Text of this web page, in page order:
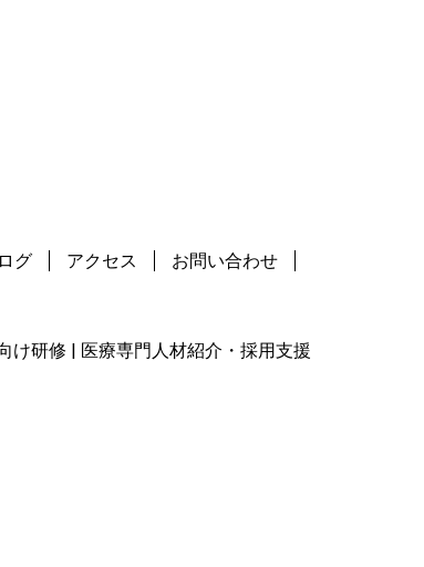
グ アクセス お問い合わせ
け研修 | 医療専門人材紹介・採用支援